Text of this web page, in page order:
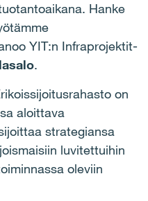
Hanke
YIT:n Infraprojektit-
.
on
aloittava
strategiansa
luvitettuihin
oleviin